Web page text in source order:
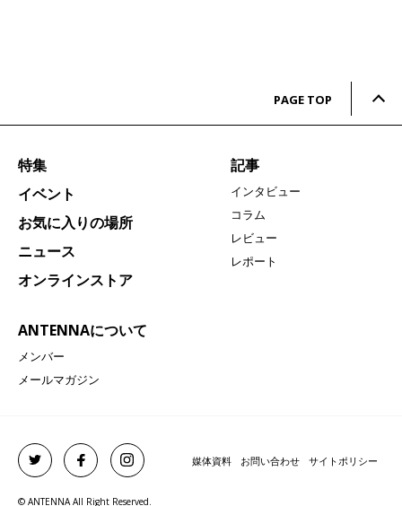
PAGE TOP
特集
イベント
お気に入りの場所
ニュース
オンラインストア
ANTENNAについて
メンバー
メールマガジン
記事
インタビュー
コラム
レビュー
レポート
媒体資料 お問い合わせ サイトポリシー
© ANTENNA All Right Reserved.